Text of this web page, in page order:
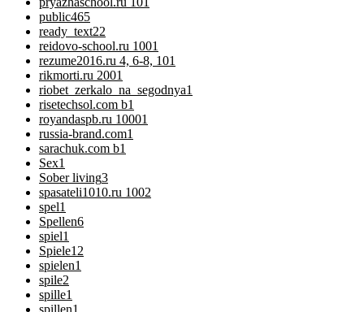
public465
ready_text22
reidovo-school.ru 1001
rezume2016.ru 4, 6-8, 101
rikmorti.ru 2001
riobet_zerkalo_na_segodnya1
risetechsol.com b1
royandaspb.ru 10001
russia-brand.com1
sarachuk.com b1
Sex1
Sober living3
spasateli1010.ru 1002
spel1
Spellen6
spiel1
Spiele12
spielen1
spile2
spille1
spillen1